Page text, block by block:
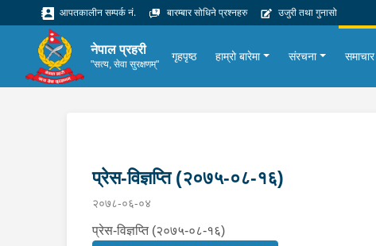
आपतकालीन सम्पर्क नं. बारम्बार सोधिने प्रश्नहरु उजुरी तथा गुनासो
नेपाल प्रहरी
"सत्य, सेवा सुरक्षणम्"
गृहपृष्ठ हाम्रो बारेमा संरचना समाचार
प्रेस-विज्ञप्ति (२०७५-०८-१६)
२०७८-०६-०४
प्रेस-विज्ञप्ति (२०७५-०८-१६)